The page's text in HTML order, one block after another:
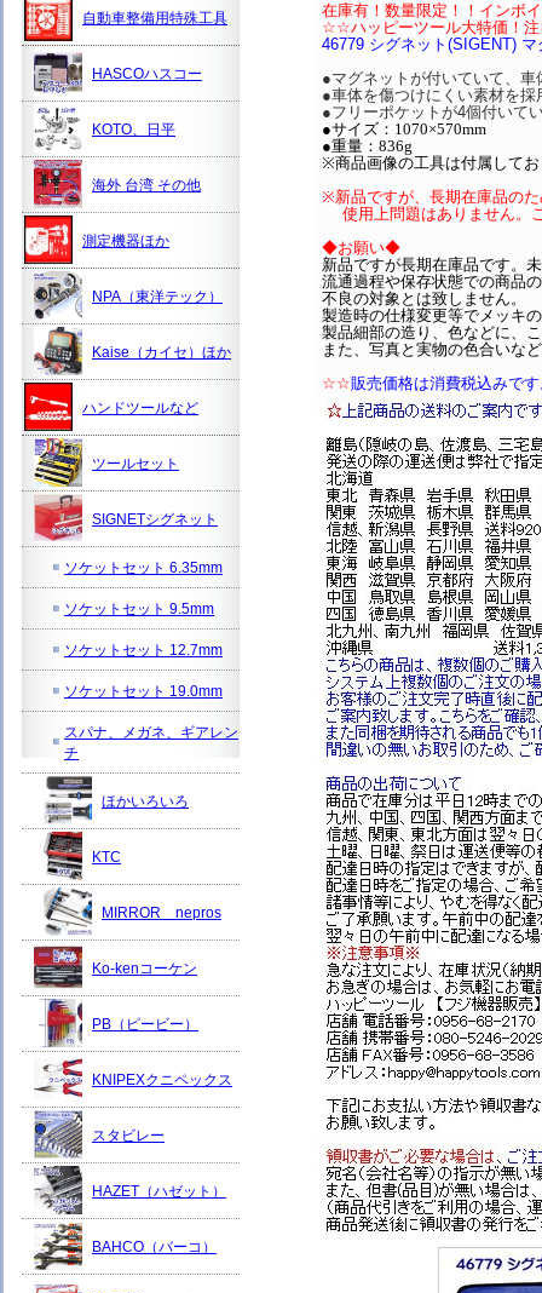
在庫有！数量限定！！インボ
☆☆ハッピーツール大特価！
46779 シグネット(SIGENT)
●マグネットが付いていて、
●車体を傷つけにくい素材を
●フリーポケットが4個付いて
●サイズ：1070×570mm
●重量：836g
※商品画像の工具は付属して
※新品ですが、長期在庫品の
使用上問題はありません。
◆お願い◆
新品ですが長期在庫品です。
流通過程や保存状態での商品
不良の対象とは致しません。
製造時の仕様変更等でメッキ
製品細部の造り、色などに、
また、写真と実物の色合いな
☆☆販売価格は消費税込みで
自動車整備用特殊工具
HASCOハスコー
KOTO、日平
海外 台湾 その他
測定機器ほか
NPA（東洋テック）
Kaise（カイセ）ほか
ハンドツールなど
ツールセット
SIGNETシグネット
ソケットセット 6.35mm
ソケットセット 9.5mm
ソケットセット 12.7mm
ソケットセット 19.0mm
スパナ、メガネ、ギアレン
チ
ほかいろいろ
KTC
MIRROR nepros
Ko-kenコーケン
PB（ピービー）
KNIPEXクニペックス
スタビレー
HAZET（ハゼット）
BAHCO（バーコ）